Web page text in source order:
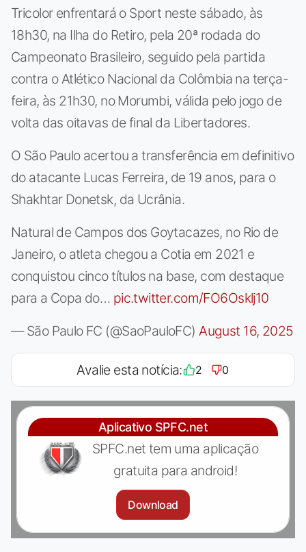
Tricolor enfrentará o Sport neste sábado, às
18h30, na Ilha do Retiro, pela 20ª rodada do
Campeonato Brasileiro, seguido pela partida
contra o Atlético Nacional da Colômbia na terça-
feira, às 21h30, no Morumbi, válida pelo jogo de
volta das oitavas de final da Libertadores.
O São Paulo acertou a transferência em definitivo
do atacante Lucas Ferreira, de 19 anos, para o
Shakhtar Donetsk, da Ucrânia.
Natural de Campos dos Goytacazes, no Rio de
Janeiro, o atleta chegou a Cotia em 2021 e
conquistou cinco títulos na base, com destaque
para a Copa do… pic.twitter.com/FO6Osklj10
— São Paulo FC (@SaoPauloFC)August 16, 2025
Avalie esta notícia: 2 0
Aplicativo SPFC.net
SPFC.net tem uma aplicação
gratuita para android!
Download